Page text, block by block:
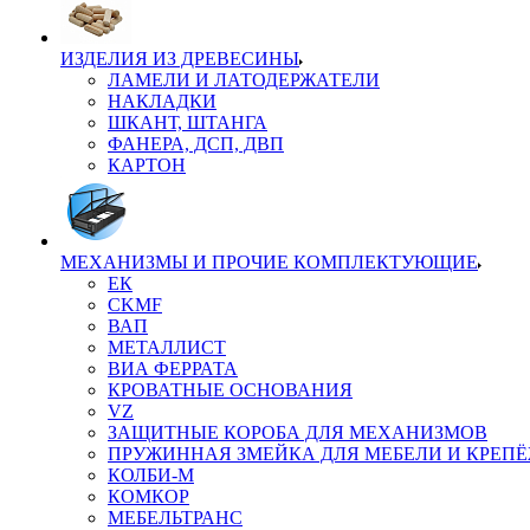
ИЗДЕЛИЯ ИЗ ДРЕВЕСИНЫ
ЛАМЕЛИ И ЛАТОДЕРЖАТЕЛИ
НАКЛАДКИ
ШКАНТ, ШТАНГА
ФАНЕРА, ДСП, ДВП
КАРТОН
МЕХАНИЗМЫ И ПРОЧИЕ КОМПЛЕКТУЮЩИЕ
ЕК
CKMF
ВАП
МЕТАЛЛИСТ
ВИА ФЕРРАТА
КРОВАТНЫЕ ОСНОВАНИЯ
VZ
ЗАЩИТНЫЕ КОРОБА ДЛЯ МЕХАНИЗМОВ
ПРУЖИННАЯ ЗМЕЙКА ДЛЯ МЕБЕЛИ И
КОЛБИ-М
КОМКОР
МЕБЕЛЬТРАНС